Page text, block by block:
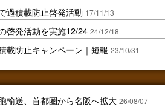
過積載防止啓発活動 17/11/13
啓発活動を実施12/24 24/12/18
載防止キャンペーン｜短報 23/10/31
輸送、首都圏から名阪へ拡大 26/08/07